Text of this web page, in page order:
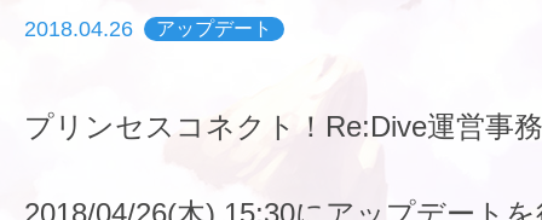
2018.04.26 アップデート
プリンセスコネクト！Re:Dive運営事
2018/04/26(木) 15:30にアップデート